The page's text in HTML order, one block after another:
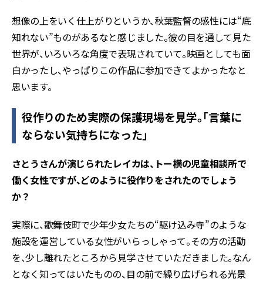
想像の上をいく仕上がりというか、秋葉監督の感性には“底
知れない”ものがあるなと感じました。彼の目を通して見た
世界が、いろいろな角度で表現されていて。映画としても面
白かったし、やっぱりこの作品に参加できてよかったなと
思います。
役作りのため実際の保護現場を見学。「言葉に
ならない気持ちになった」
――さとうさんが演じられたレイカは、トー横の児童相談所で
働く女性ですが、どのように役作りをされたのでしょう
か？
実際に、歌舞伎町で少年少女たちの“駆け込み寺”のような
施設を運営している女性がいらっしゃって。その方の活動
を、少し離れたところから見学させていただきました。なん
となく知ってはいたものの、目の前で繰り広げられる光景